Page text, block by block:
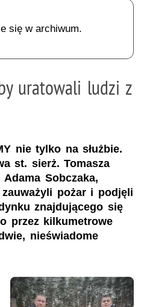
się w archiwum.
uratowali ludzi z
nie tylko na służbie.
st. sierż. Tomasza
Sobczaka,
pożar i podjęli
znajdującego się
przez kilkumetrowe
nieświadome